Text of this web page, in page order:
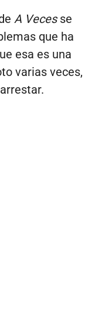
A Vecesse
que ha
esa es una
varias veces,